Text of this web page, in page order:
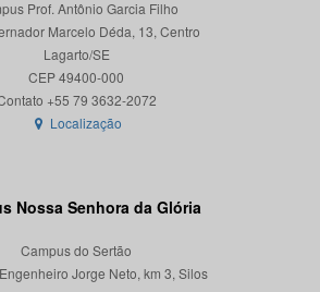
Prof. Antônio Garcia Filho
Marcelo Déda, 13, Centro
Lagarto/SE
CEP 49400-000
Localização
Nossa Senhora da Glória
Campus do Sertão
Jorge Neto, km 3, Silos